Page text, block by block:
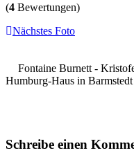
(4 Bewertungen)
Nächstes Foto
Fontaine Burnett -
Humburg-Haus in
Schreibe einen